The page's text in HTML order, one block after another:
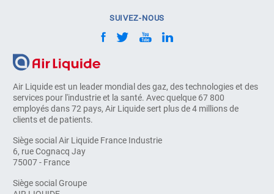
Air Liquide est un leader mondial des gaz, des technologies et des
services pour l'industrie et la santé. Avec quelque 67 800
employés dans 72 pays, Air Liquide sert plus de 4 millions de
clients et de patients.
Siège social Air Liquide France Industrie
6, rue Cognacq Jay
75007 - France
Siège social Groupe
SUIVEZ-NOUS